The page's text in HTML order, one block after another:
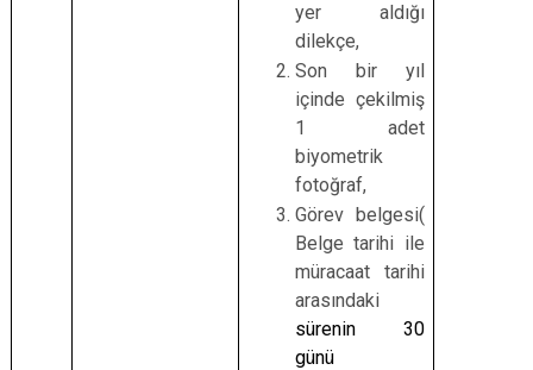
yer aldığı
dilekçe,
Son bir yıl
içinde çekilmiş
1 adet
biyometrik
fotoğraf,
Görev belgesi(
Belge tarihi ile
müracaat tarihi
arasındaki
sürenin 30
günü